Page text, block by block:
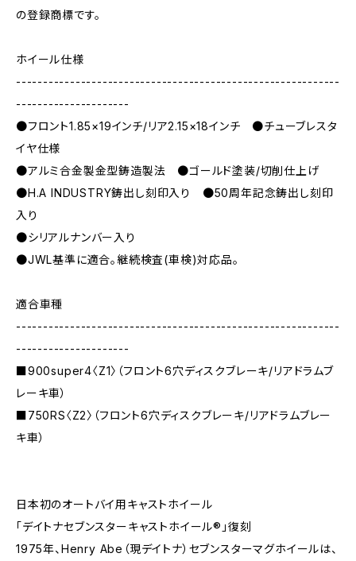
の登録商標です。
ホイール仕様
------------------------------------------------------------
---------------------
●フロント1.85×19インチ/リア2.15×18インチ ●チューブレスタ
イヤ仕様
●アルミ合金製金型鋳造製法 ●ゴールド塗装/切削仕上げ
●H.A INDUSTRY鋳出し刻印入り ●50周年記念鋳出し刻印
入り
●シリアルナンバー入り
●JWL基準に適合。継続検査(車検)対応品。
適合車種
------------------------------------------------------------
---------------------
■900super4〈Z1〉（フロント6穴ディスクブレーキ/リアドラムブ
レーキ車）
■750RS〈Z2〉（フロント6穴ディスクブレーキ/リアドラムブレー
キ車）
日本初のオートバイ用キャストホイール
「デイトナセブンスターキャストホイール®︎」復刻
1975年、Henry Abe（現デイトナ）セブンスターマグホイールは、